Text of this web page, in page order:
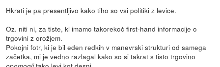
Hkrati je pa presentljivo kako tiho so vsi politiki z levice.
Oz. niti ni, za tiste, ki imamo takorekoč first-hand informacije o
trgovini z orožjem.
Pokojni fotr, ki je bil eden redkih v manevrski strukturi od samega
začetka, mi je vedno razlagal kako so si takrat s tisto trgovino